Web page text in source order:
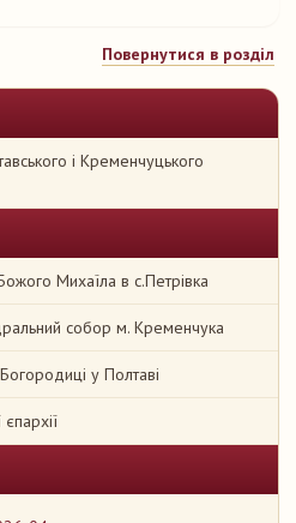
і Кременчуцького
Михаїла в с.Петрівка
собор м. Кременчука
у Полтаві
Повернутися в розділ